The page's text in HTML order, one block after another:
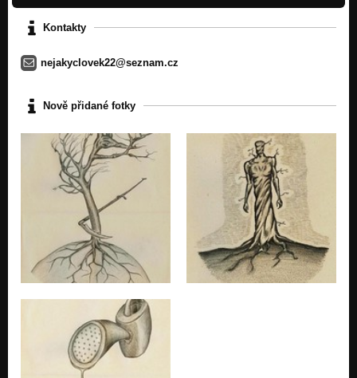
Zas tamto
Nezařazeno
Nezařazeno
Nezařazeno
Kontakty
nejakyclovek22@seznam.cz
Nově přidané fotky